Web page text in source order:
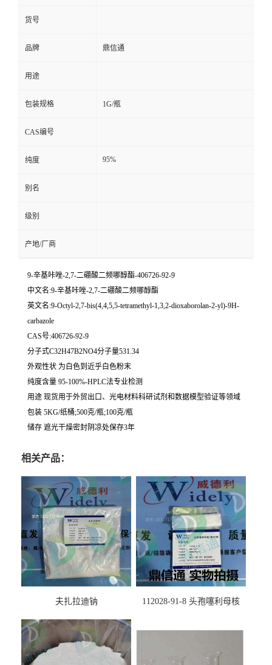
货号
品牌 鼎信通
用途
包装规格 1G/瓶
CAS编号
纯度 95%
别名
级别
产地/厂商
9-辛基咔唑-2,7-二硼酸二频哪醇酯-406726-92-9
中文名:9-辛基咔唑-2,7-二硼酸二频哪醇酯
英文名:9-Octyl-2,7-bis(4,4,5,5-tetramethyl-1,3,2-dioxaborolan-2-yl)-9H-
carbazole
CAS号:406726-92-9
分子式C32H47B2NO4分子量531.34
外观性状 为白色到近乎白色粉末
纯度含量 95-100%-HPLC法专业检测
用途 现货用于外贸出口、光电材料科研试剂和数据模型验证等领域
包装 5KG/纸桶;500克/瓶;100克/瓶
储存 遮光干燥密封阴凉处保存3年
相关产品：
夫扎拉迪钠
112028-91-8 头孢噻利母核